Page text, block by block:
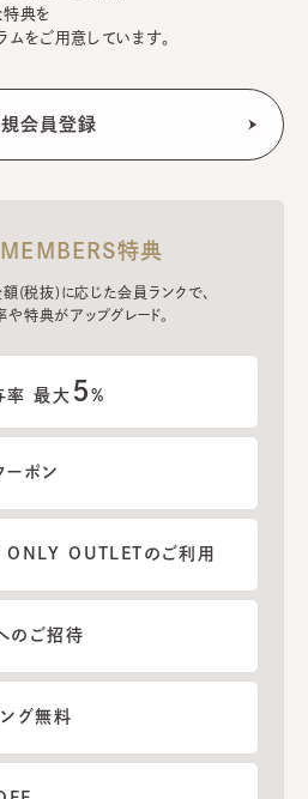
特典を
をご用意しています。
特典
(税抜)に応じた会員ランクで、
や特典がアップグレード。
率 最大 5%
ーポン
ONLY OUTLETのご利用
のご招待
ング無料